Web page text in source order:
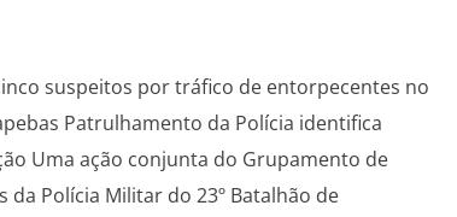
suspeitos por tráfico de entorpecentes no
Patrulhamento da Polícia identifica
Uma ação conjunta do Grupamento de
da Polícia Militar do 23º Batalhão de